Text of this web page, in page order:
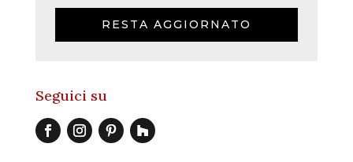
RESTA AGGIORNATO
Seguici su